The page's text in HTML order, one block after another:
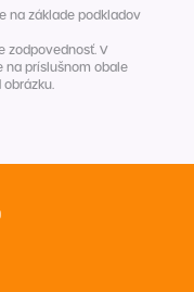
na základe podkladov
zodpovednosť. V
na príslušnom obale